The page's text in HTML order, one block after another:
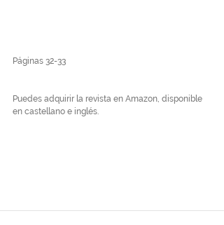
Páginas 32-33
Puedes adquirir la revista en Amazon, disponible
en castellano e inglés.